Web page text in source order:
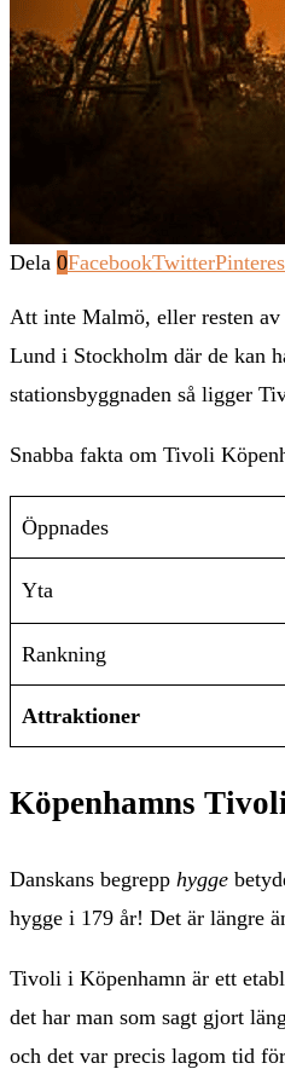
Dela 0FacebookTwitter
Att inte Malmö, eller resten
Lund i Stockholm där de kan
stationsbyggnaden så ligger
Snabba fakta om Tivoli
Öppnades
Yta
Rankning
Attraktioner
Köpenhamns
Danskans begrepp hygge
hygge i 179 år! Det är längre
Tivoli i Köpenhamn är ett
det har man som sagt gjort
och det var precis lagom tid